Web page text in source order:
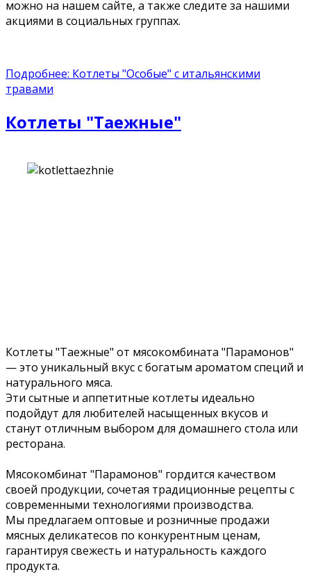
можно на нашем сайте, а также следите за нашими
акциями в социальных группах.
Подробнее: Котлеты "Особые" с итальянскими
травами
Котлеты "Таежные"
Котлеты "Таежные" от мясокомбината "Парамонов"
— это уникальный вкус с богатым ароматом специй и
натурального мяса.
Эти сытные и аппетитные котлеты идеально
подойдут для любителей насыщенных вкусов и
станут отличным выбором для домашнего стола или
ресторана.
Мясокомбинат "Парамонов" гордится качеством
своей продукции, сочетая традиционные рецепты с
современными технологиями производства.
Мы предлагаем оптовые и розничные продажи
мясных деликатесов по конкурентным ценам,
гарантируя свежесть и натуральность каждого
продукта.